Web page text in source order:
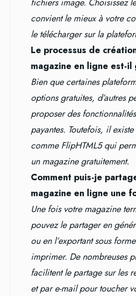
fichiers image. Choisissez
convient le mieux à votre
le télécharger sur la
Le processus de
magazine en ligne est-
Bien que certaines
options gratuites, d’autres
proposer des
payantes. Toutefois, il
comme FlipHTML5 qui
un magazine gratuitement.
Comment puis-je
magazine en ligne une
Une fois votre magazine
pouvez le partager en
ou en l’exportant sous
imprimer. De nombreuses
facilitent le partage sur les
et par e-mail pour toucher